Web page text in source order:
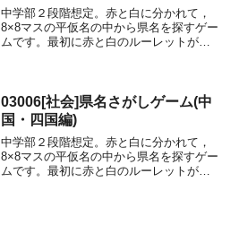
中学部２段階想定。赤と白に分かれて，
8×8マスの平仮名の中から県名を探すゲー
ムです。最初に赤と白のルーレットがあ
います。マスには平仮...
03006[社会]県名さがしゲーム(中
国・四国編)
中学部２段階想定。赤と白に分かれて，
8×8マスの平仮名の中から県名を探すゲー
ムです。最初に赤と白のルーレットがあ